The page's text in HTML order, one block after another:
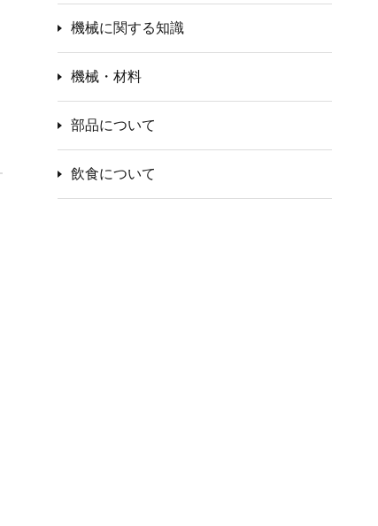
機械に関する知識
機械・材料
部品について
飲食について